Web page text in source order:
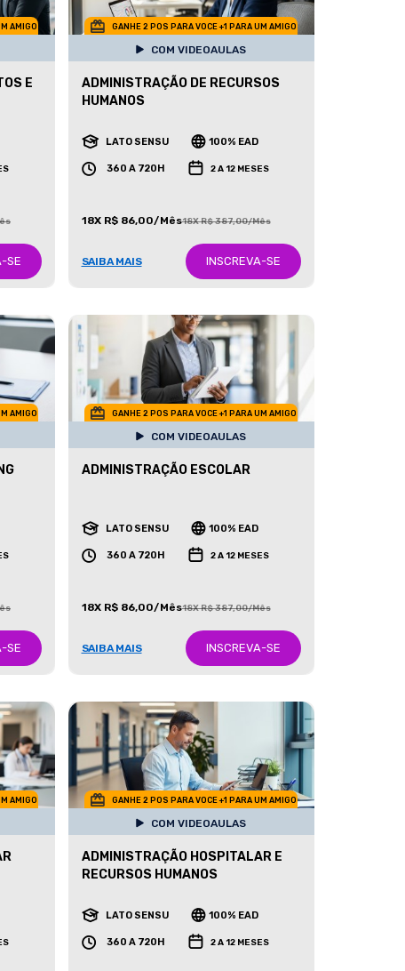
AMIGO
E
SE
GANHE 2 POS PARA VOCE +1 PARA UM AMIGO
COM VIDEOAULAS
ADMINISTRAÇÃO DE RECURSOS
HUMANOS
LATO SENSU 100% EAD
360 A 720H 2 A 12 MESES
18X R$ 86,00/Mês18X R$ 387,00/Mês
SAIBA MAIS INSCREVA-SE
AMIGO
SE
GANHE 2 POS PARA VOCE +1 PARA UM AMIGO
COM VIDEOAULAS
ADMINISTRAÇÃO ESCOLAR
LATO SENSU 100% EAD
360 A 720H 2 A 12 MESES
18X R$ 86,00/Mês18X R$ 387,00/Mês
SAIBA MAIS INSCREVA-SE
AMIGO GANHE 2 POS PARA VOCE +1 PARA UM AMIGO
COM VIDEOAULAS
ADMINISTRAÇÃO HOSPITALAR E
RECURSOS HUMANOS
LATO SENSU 100% EAD
360 A 720H 2 A 12 MESES